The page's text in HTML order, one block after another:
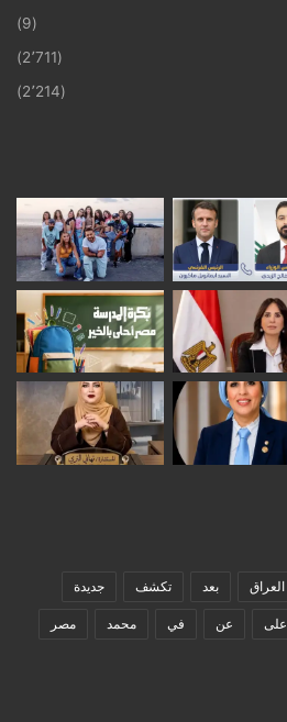
(9)
(2٬711)
(2٬214)
العراق بعد تكشف جديدة
على عن في محمد مصر